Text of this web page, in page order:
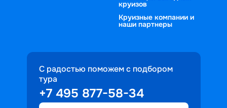
круизов
Круизные компании и
наши партнеры
С радостью поможем с подбором
тура
+7 495 877-58-34